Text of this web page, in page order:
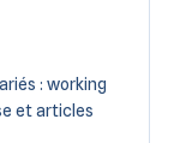
: working
et articles